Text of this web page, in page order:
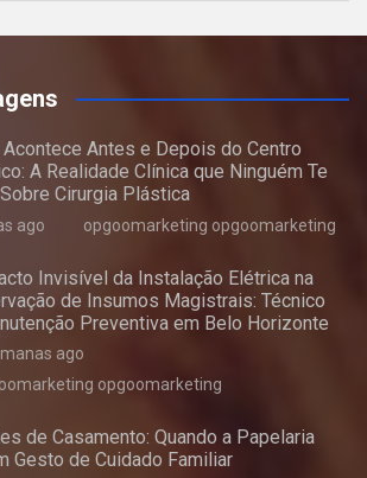
Acontece Antes e Depois do Centro
A Realidade Clínica que Ninguém Te
Cirurgia Plástica
ago opgoomarketing opgoomarketing
Invisível da Instalação Elétrica na
de Insumos Magistrais: Técnico
Preventiva em Belo Horizonte
ago
opgoomarketing
de Casamento: Quando a Papelaria
Gesto de Cuidado Familiar